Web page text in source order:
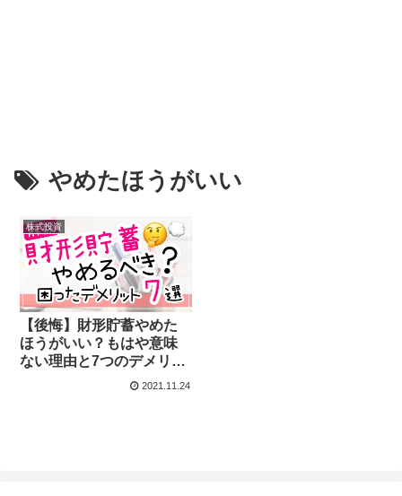
やめたほうがいい
株式投資
【後悔】財形貯蓄やめた
ほうがいい？もはや意味
ない理由と7つのデメリッ
2021.11.24